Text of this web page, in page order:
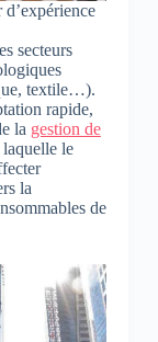
secteurs
textile…).
rapide,
la gestion de
le
la
de